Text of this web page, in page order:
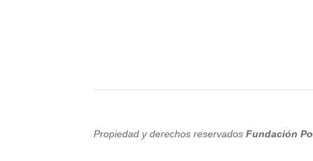
Propiedad y derechos reservadosFundación